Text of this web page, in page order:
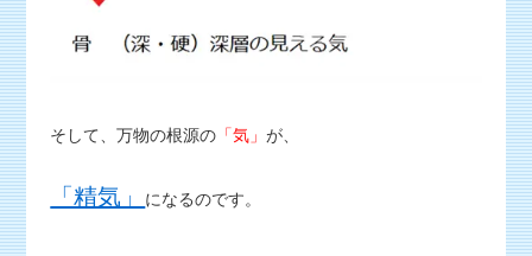
そして、万物の根源の 「気」が、
「精気」 になるのです。